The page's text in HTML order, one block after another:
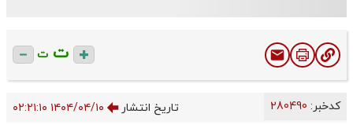
ت ت
کدخبر: تاریخ انتشار ۱۴۰۴/۰۴/۱۰ ۰۲:۲۱:۱۰